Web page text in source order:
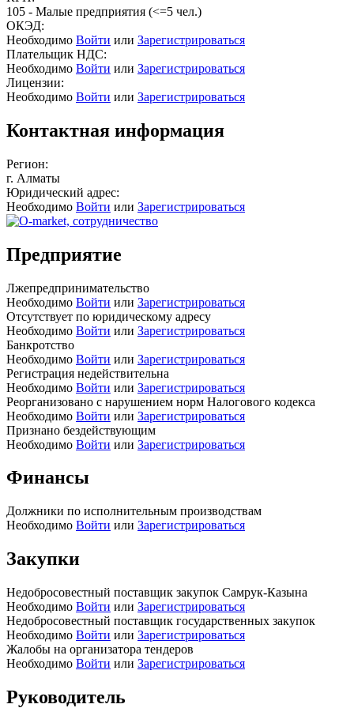
105 - Малые предприятия (<=5 чел.)
ОКЭД:
Необходимо Войти или Зарегистрироваться
Плательщик НДС:
Необходимо Войти или Зарегистрироваться
Лицензии:
Необходимо Войти или Зарегистрироваться
Контактная информация
Регион:
г. Алматы
Юридический адрес:
Необходимо Войти или Зарегистрироваться
Предприятие
Лжепредпринимательство
Необходимо Войти или Зарегистрироваться
Отсутствует по юридическому адресу
Необходимо Войти или Зарегистрироваться
Банкротство
Необходимо Войти или Зарегистрироваться
Регистрация недействительна
Необходимо Войти или Зарегистрироваться
Реорганизовано с нарушением норм Налогового кодекса
Необходимо Войти или Зарегистрироваться
Признано бездействующим
Необходимо Войти или Зарегистрироваться
Финансы
Должники по исполнительным производствам
Необходимо Войти или Зарегистрироваться
Закупки
Недобросовестный поставщик закупок Самрук-Казына
Необходимо Войти или Зарегистрироваться
Недобросовестный поставщик государственных закупок
Необходимо Войти или Зарегистрироваться
Жалобы на организатора тендеров
Необходимо Войти или Зарегистрироваться
Руководитель